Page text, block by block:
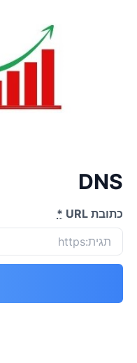
DNS
כתובת URL *